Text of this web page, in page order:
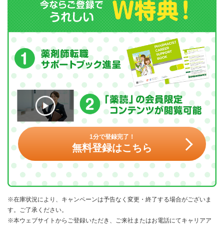
※在庫状況により、キャンペーンは予告なく変更・終了する場合がございま
す。ご了承ください。
※本ウェブサイトからご登録いただき、ご来社またはお電話にてキャリアア
1分で登録完了！
無料登録はこちら